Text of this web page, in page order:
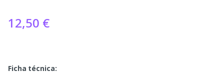
12,50 €
Ficha técnica: